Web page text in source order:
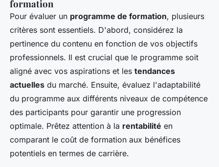
formation
Pour évaluer un programme de formation, plusieurs
critères sont essentiels. D'abord, considérez la
pertinence du contenu en fonction de vos objectifs
professionnels. Il est crucial que le programme soit
aligné avec vos aspirations et les tendances
actuelles du marché. Ensuite, évaluez l'adaptabilité
du programme aux différents niveaux de compétence
des participants pour garantir une progression
optimale. Prêtez attention à la rentabilité en
comparant le coût de formation aux bénéfices
potentiels en termes de carrière.